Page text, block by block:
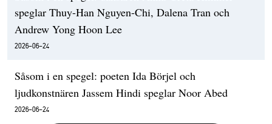
speglar Thuy-Han Nguyen-Chi, Dalena Tran och
Andrew Yong Hoon Lee
2026-06-24
Såsom i en spegel: poeten Ida Börjel och
ljudkonstnären Jassem Hindi speglar Noor Abed
2026-06-24